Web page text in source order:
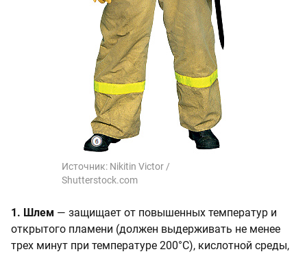
Источник: Nikitin Victor /
Shutterstock.com
1. Шлем — защищает от повышенных температур и
открытого пламени (должен выдерживать не менее
трех минут при температуре 200°C), кислотной среды,